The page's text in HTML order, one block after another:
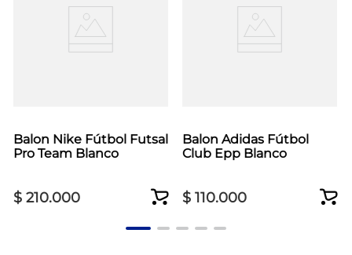
Balon Nike Fútbol Futsal
Pro Team Blanco
$ 210.000
Balon Adidas Fútbol
Club Epp Blanco
$ 110.000